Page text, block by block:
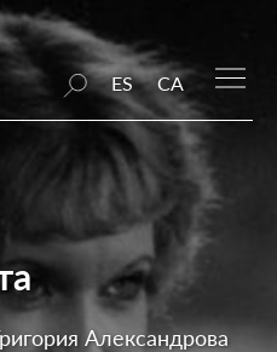
ES CA
Александрова